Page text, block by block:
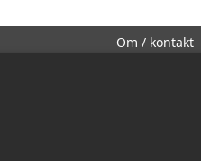
Om / kontakt